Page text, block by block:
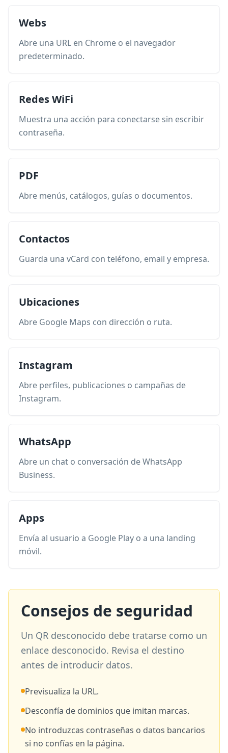
Webs
Abre una URL en Chrome o el navegador
predeterminado.
Redes WiFi
Muestra una acción para conectarse sin escribir
contraseña.
PDF
Abre menús, catálogos, guías o documentos.
Contactos
Guarda una vCard con teléfono, email y empresa.
Ubicaciones
Abre Google Maps con dirección o ruta.
Instagram
Abre perfiles, publicaciones o campañas de
Instagram.
WhatsApp
Abre un chat o conversación de WhatsApp
Business.
Apps
Envía al usuario a Google Play o a una landing
móvil.
Consejos de seguridad
Un QR desconocido debe tratarse como un
enlace desconocido. Revisa el destino
antes de introducir datos.
Previsualiza la URL.
Desconfía de dominios que imitan marcas.
No introduzcas contraseñas o datos bancarios
si no confías en la página.